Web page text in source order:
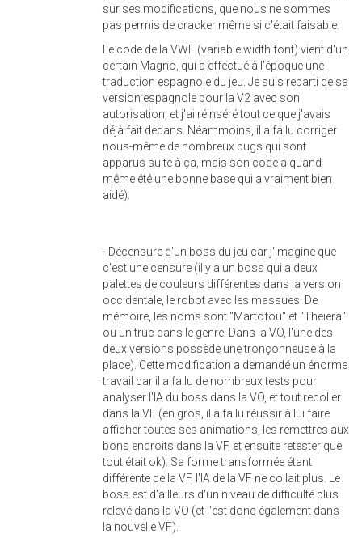
sur ses modifications, que nous ne sommes
pas permis de cracker même si c'était faisable.
Le code de la VWF (variable width font) vient d'un
certain Magno, qui a effectué à l'époque une
traduction espagnole du jeu. Je suis reparti de sa
version espagnole pour la V2 avec son
autorisation, et j'ai réinséré tout ce que j'avais
déjà fait dedans. Néammoins, il a fallu corriger
nous-même de nombreux bugs qui sont
apparus suite à ça, mais son code a quand
même été une bonne base qui a vraiment bien
aidé).
- Décensure d'un boss du jeu car j'imagine que
c'est une censure (il y a un boss qui a deux
palettes de couleurs différentes dans la version
occidentale, le robot avec les massues. De
mémoire, les noms sont "Martofou" et "Theiera"
ou un truc dans le genre. Dans la VO, l'une des
deux versions possède une tronçonneuse à la
place). Cette modification a demandé un énorme
travail car il a fallu de nombreux tests pour
analyser l'IA du boss dans la VO, et tout recoller
dans la VF (en gros, il a fallu réussir à lui faire
afficher toutes ses animations, les remettres aux
bons endroits dans la VF, et ensuite retester que
tout était ok). Sa forme transformée étant
différente de la VF, l'IA de la VF ne collait plus. Le
boss est d'ailleurs d'un niveau de difficulté plus
relevé dans la VO (et l'est donc également dans
la nouvelle VF).